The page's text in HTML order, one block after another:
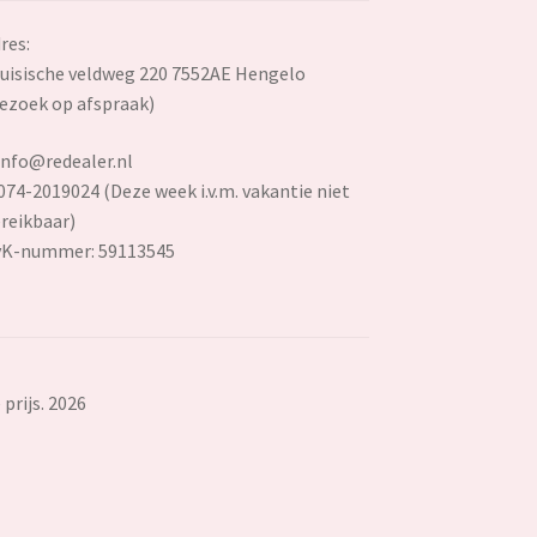
veldweg 220 7552AE Hengelo
op afspraak)
2019024 (Deze week i.v.m. vakantie niet
nummer: 59113545
2026